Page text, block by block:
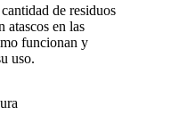
de residuos
atascos en las
funcionan y
uso.